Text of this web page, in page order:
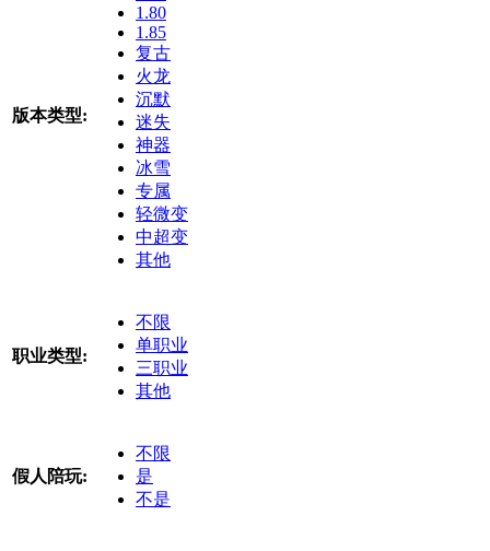
版本类型:
1.80
1.85
复古
火龙
沉默
迷失
神器
冰雪
专属
轻微变
中超变
其他
职业类型:
不限
单职业
三职业
其他
假人陪玩:
不限
是
不是